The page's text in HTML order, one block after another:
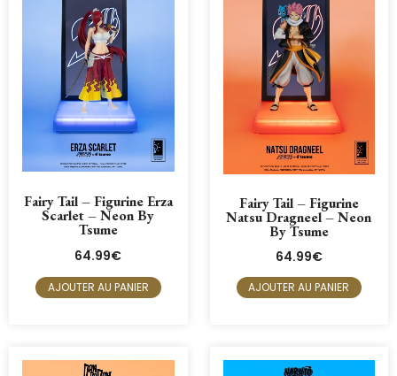
Fairy Tail – Figurine Erza
Scarlet – Neon By
Tsume
64.99€
AJOUTER AU PANIER
Fairy Tail – Figurine
Natsu Dragneel – Neon
By Tsume
64.99€
AJOUTER AU PANIER